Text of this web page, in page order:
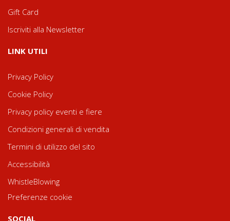
Gift Card
Iscriviti alla Newsletter
LINK UTILI
Privacy Policy
Cookie Policy
Privacy policy eventi e fiere
Condizioni generali di vendita
Termini di utilizzo del sito
Accessibilità
WhistleBlowing
Preferenze cookie
SOCIAL